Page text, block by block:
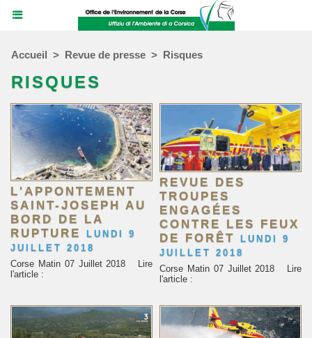
Accueil > Revue de presse > Risques
RISQUES
L'APPONTEMENT
SAINT-JOSEPH AU
BORD DE LA
RUPTURE
LUNDI 9
JUILLET 2018
Corse Matin 07 Juillet 2018 Lire
l'article :
REVUE DES
TROUPES
ENGAGÉES
CONTRE LES FEUX
DE FORÊT
LUNDI 9
JUILLET 2018
Corse Matin 07 Juillet 2018 Lire
l'article :